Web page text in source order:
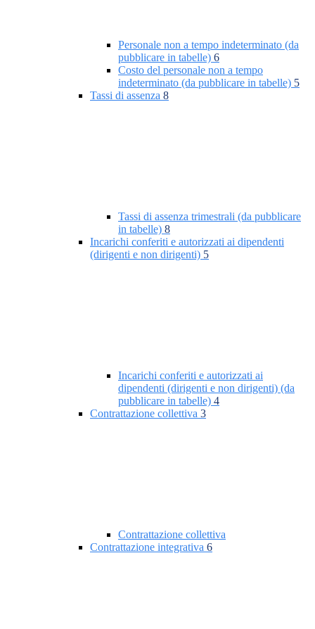
Personale non a tempo indeterminato (da
pubblicare in tabelle) 6
Costo del personale non a tempo
indeterminato (da pubblicare in tabelle) 5
Tassi di assenza 8
Tassi di assenza trimestrali (da pubblicare
in tabelle) 8
Incarichi conferiti e autorizzati ai dipendenti
(dirigenti e non dirigenti) 5
Incarichi conferiti e autorizzati ai
dipendenti (dirigenti e non dirigenti) (da
pubblicare in tabelle) 4
Contrattazione collettiva 3
Contrattazione collettiva
Contrattazione integrativa 6